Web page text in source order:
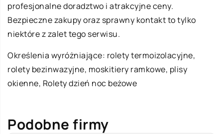
profesjonalne doradztwo i atrakcyjne ceny.
Bezpieczne zakupy oraz sprawny kontakt to tylko
niektóre z zalet tego serwisu.
Określenia wyróżniające: rolety termoizolacyjne,
rolety bezinwazyjne, moskitiery ramkowe, plisy
okienne, Rolety dzień noc beżowe
Podobne firmy